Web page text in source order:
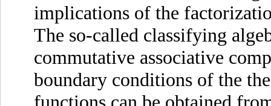
implications of the
The so-called classifying
commutative associative
boundary conditions of the